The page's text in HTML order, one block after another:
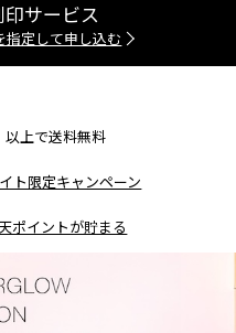
印サービス
指定して申し込む
以上で送料無料
ト限定キャンペーン
ポイントが貯まる